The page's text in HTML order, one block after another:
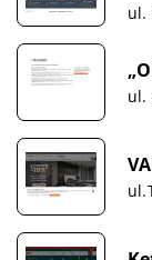
ul.
ul.